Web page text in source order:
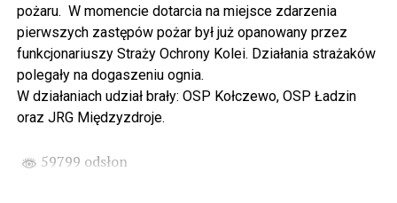
państwa Witkowskich.
Wyjątkowym wydarzeniem będzie koncert w wykonaniu
Kawuś Music Project, podczas którego wysłuchamy
polskich przebojów w jazzowej aranżacji (godz. 20.00
przed biblioteką). Podczas koncertu zaplanowaliśmy dla
pożaru. W momencie dotarcia na miejsce zdarzenia
pierwszych zastępów pożar był już opanowany przez
funkcjonariuszy Straży Ochrony Kolei. Działania strażaków
polegały na dogaszeniu ognia.
W działaniach udział brały: OSP Kołczewo, OSP Ładzin
oraz JRG Międzyzdroje.
59799 odsłon